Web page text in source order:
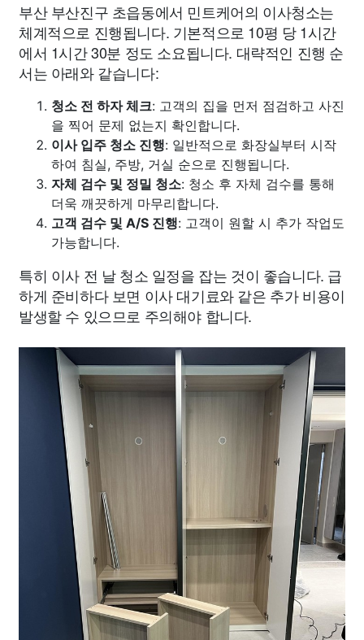
부산 부산진구 초읍동에서 민트케어의 이사청소는
체계적으로 진행됩니다. 기본적으로 10평 당 1시간
에서 1시간 30분 정도 소요됩니다. 대략적인 진행 순
서는 아래와 같습니다:
청소 전 하자 체크: 고객의 집을 먼저 점검하고 사진
을 찍어 문제 없는지 확인합니다.
이사 입주 청소 진행: 일반적으로 화장실부터 시작
하여 침실, 주방, 거실 순으로 진행됩니다.
자체 검수 및 정밀 청소: 청소 후 자체 검수를 통해
더욱 깨끗하게 마무리합니다.
고객 검수 및 A/S 진행: 고객이 원할 시 추가 작업도
가능합니다.
특히 이사 전 날 청소 일정을 잡는 것이 좋습니다. 급
하게 준비하다 보면 이사 대기료와 같은 추가 비용이
발생할 수 있으므로 주의해야 합니다.